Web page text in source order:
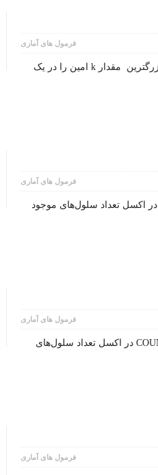
فرمول های آماری
شرح تابع LARGE درجه اهمیت تابع: کاربردی تابع LARGE در اکسل بزرگترین مقدار k امین را در یک
فرمول های آماری
شرح تابع COUNTIF درجه اهمیت تابع: بسیار کاربردی تابع COUNTIF در اکسل تعداد سلول‌های موجود
فرمول های آماری
شرح تابع COUNTBLANK درجه اهمیت تابع: کاربردی تابع COUNTBLANK در اکسل تعداد سلول‌های
فرمول های آماری